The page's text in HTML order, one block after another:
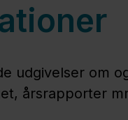
udgivelser om
årsrapporter